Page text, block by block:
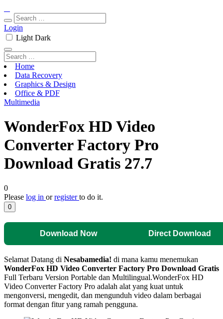
Login
Light Dark
Home
Data Recovery
Graphics & Design
Office & PDF
Multimedia
WonderFox HD Video
Converter Factory Pro
Download Gratis 27.7
0
Please log in orregisterto do it.
0
Download Now Direct Download
Selamat Datang di Nesabamedia! di mana kamu menemukan
WonderFox HD Video Converter Factory Pro Download Gratis
Full Terbaru Version Portable dan Multilingual.WonderFox HD
Video Converter Factory Pro adalah alat yang kuat untuk
mengonversi, mengedit, dan mengunduh video dalam berbagai
format dengan fitur yang ramah pengguna.